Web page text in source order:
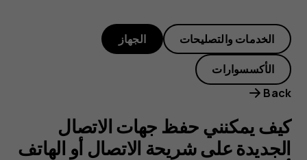
الاتصال
الجديدة
على
شريحة
الخدمات والتصليحات الجهاز
الأكسسوارات
Back
كيف يمكنني حفظ جهات الاتصال
الجديدة على شريحة الاتصال أو الهاتف